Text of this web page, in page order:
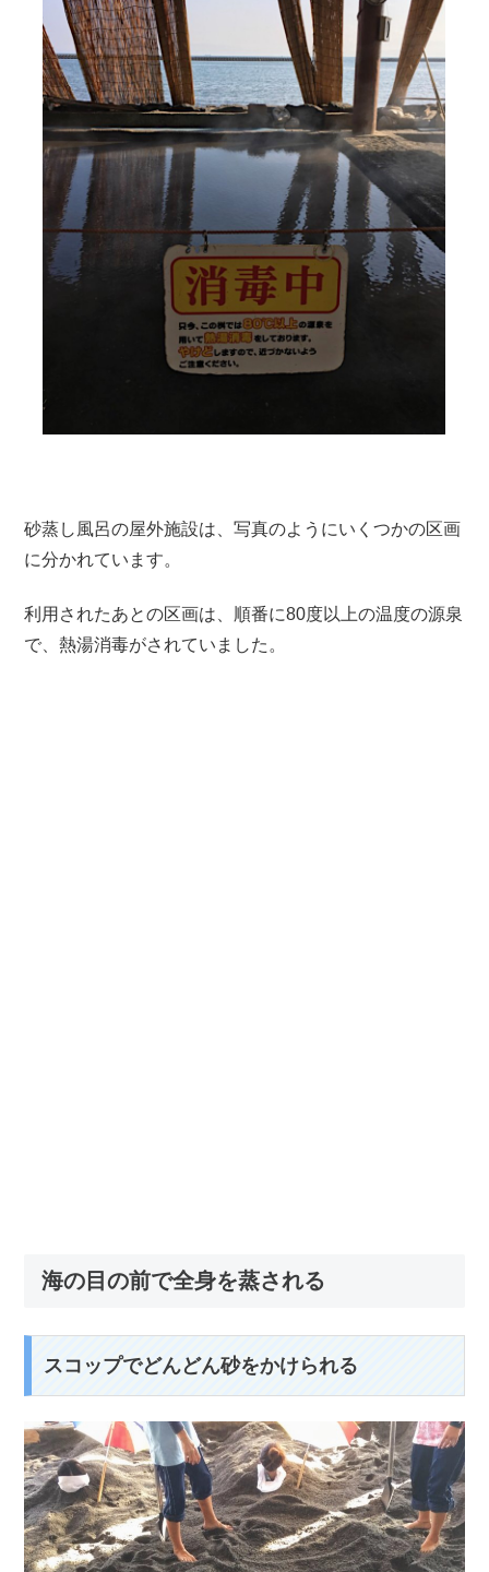
砂蒸し風呂の屋外施設は、写真のようにいくつかの区画
に分かれています。
利用されたあとの区画は、順番に80度以上の温度の源泉
で、熱湯消毒がされていました。
海の目の前で全身を蒸される
スコップでどんどん砂をかけられる